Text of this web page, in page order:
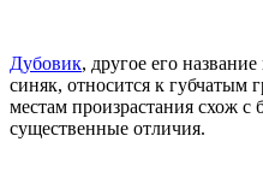
Дубовик, другое его
синяк, относится к губчатым
местам произрастания схож
существенные отличия.